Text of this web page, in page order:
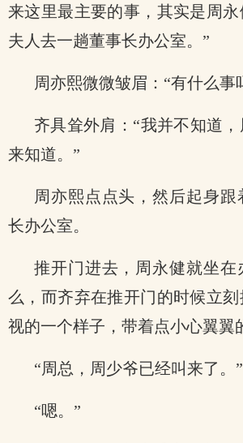
来这里最主要的事，其实是周
夫人去一趟董事长办公室。”
周亦熙微微皱眉：“有什么事
齐具耸外肩：“我并不知道
来知道。”
周亦熙点点头，然后起身跟
长办公室。
推开门进去，周永健就坐在
么，而齐弃在推开门的时候立
视的一个样子，带着点小心翼翼
“周总，周少爷已经叫来了。”
“嗯。”